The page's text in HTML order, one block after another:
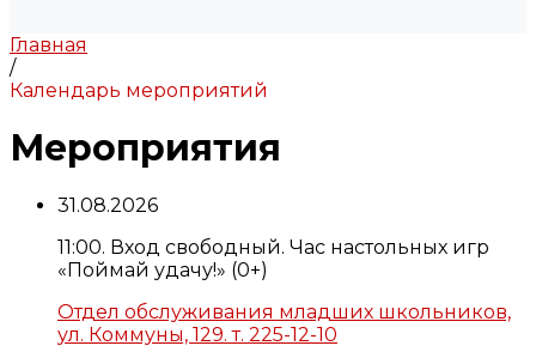
Главная
/
Календарь мероприятий
Мероприятия
31.08.2026
11:00. Вход свободный. Час настольных игр
«Поймай удачу!» (0+)
Отдел обслуживания младших школьников,
ул. Коммуны, 129. т. 225-12-10